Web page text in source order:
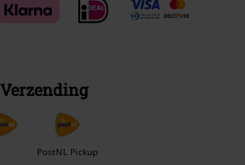
Verzending
PostNL Pickup